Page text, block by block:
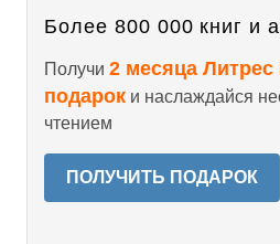
Более 800 000 книг и
Получи 2 месяца
подарок и наслаждайся
чтением
ПОЛУЧИТЬ ПОДАРОК